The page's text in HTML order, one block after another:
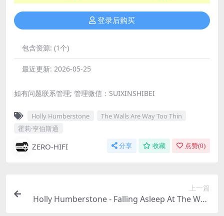
登录后购买
包含资源: (1个)
最近更新: 2026-05-25
如有问题联系管理; 管理微信：SUIXINSHIBEI
Holly Humberstone
The Walls Are Way Too Thin
霍莉·亨伯斯通
ZERO-HIFI 分享 收藏 点赞(0)
上一篇
Holly Humberstone - Falling Asleep At The Whe